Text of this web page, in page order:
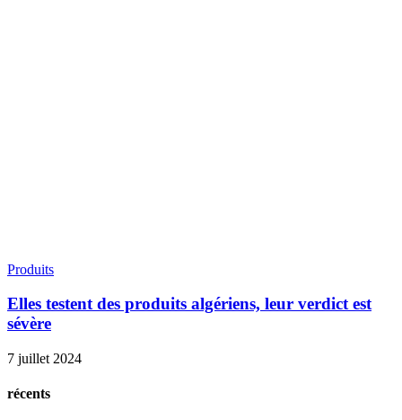
Produits
Elles testent des produits algériens, leur verdict est
sévère
7 juillet 2024
récents